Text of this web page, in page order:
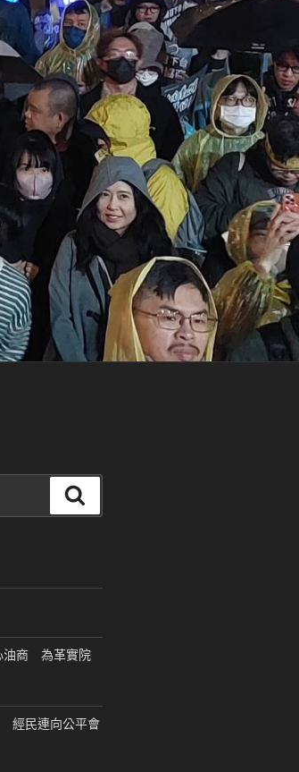
尋
油商 為革實院
經民連向公平會